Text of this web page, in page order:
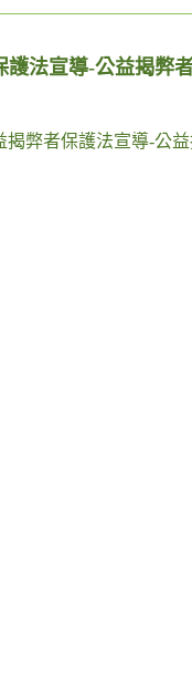
護法宣導-公益揭弊
揭弊者保護法宣導-公